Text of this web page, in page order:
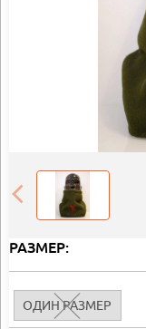
РАЗМЕР:
ОДИН РАЗМЕР